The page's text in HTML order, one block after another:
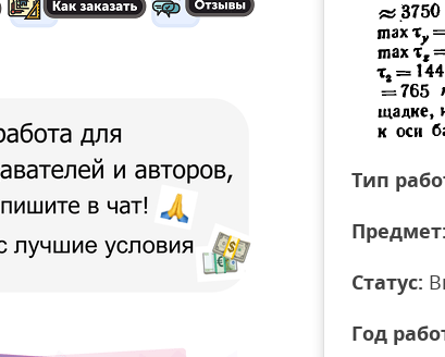
Тип
Предмет:
Статус:
Год